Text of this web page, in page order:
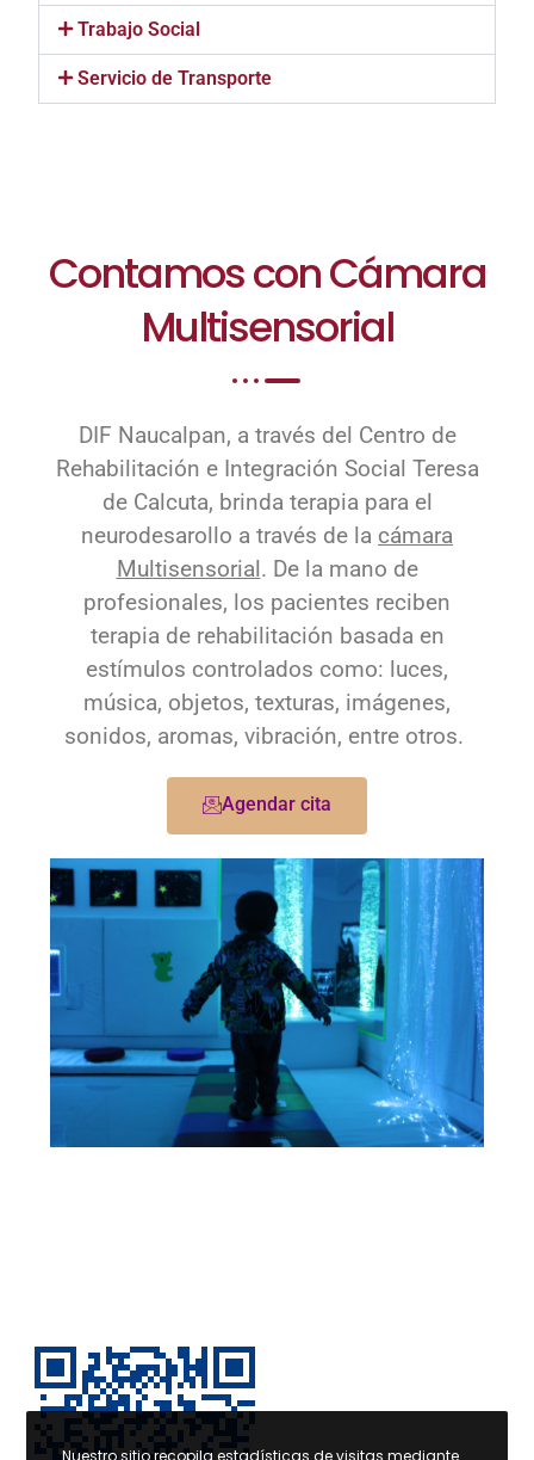
Trabajo Social
Servicio de Transporte
Contamos con Cámara
Multisensorial
DIF Naucalpan, a través del Centro de
Rehabilitación e Integración Social Teresa
de Calcuta, brinda terapia para el
neurodesarollo a través de la cámara
Multisensorial. De la mano de
profesionales, los pacientes reciben
terapia de rehabilitación basada en
estímulos controlados como: luces,
música, objetos, texturas, imágenes,
sonidos, aromas, vibración, entre otros.
Agendar cita
Nuestro sitio recopila estadísticas de visitas mediante